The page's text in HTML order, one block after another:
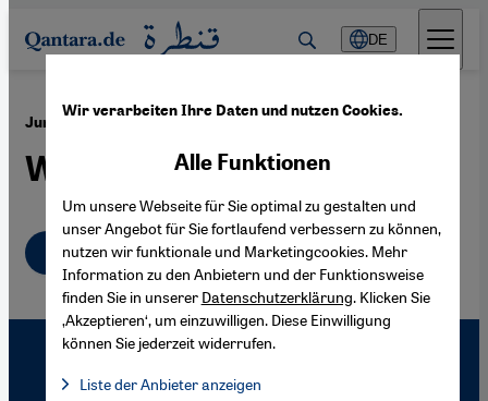
Direkt zum Inhalt springen
DE
Junge arabische Künstler und sozialer Protest ·03.08.2011
Wind des Wandels
Deutsch English عربي
Wir verarbeiten Ihre Daten und nutzen Cookies.
Alle Funktionen
Um unsere Webseite für Sie optimal zu gestalten und
unser Angebot für Sie fortlaufend verbessern zu können,
nutzen wir funktionale und Marketingcookies. Mehr
Information zu den Anbietern und der Funktionsweise
finden Sie in unserer Datenschutzerklärung. Klicken Sie
‚Akzeptieren‘, um einzuwilligen. Diese Einwilligung
können Sie jederzeit widerrufen.
Liste der Anbieter anzeigen